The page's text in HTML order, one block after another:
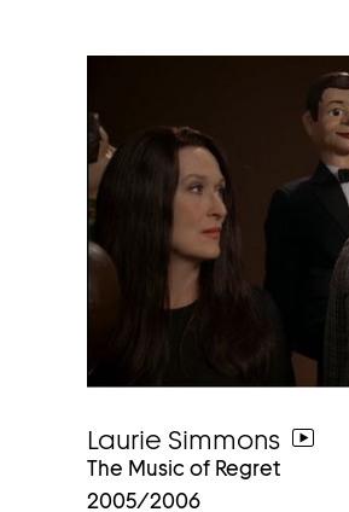
Laurie Simmons
weiter
zum
video
The Music of Regret
2005/2006